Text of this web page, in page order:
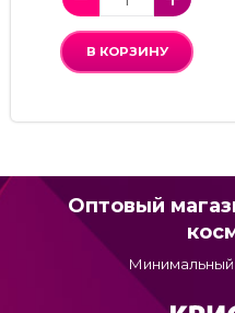
В КОРЗИНУ
Оптовый
Минимальный